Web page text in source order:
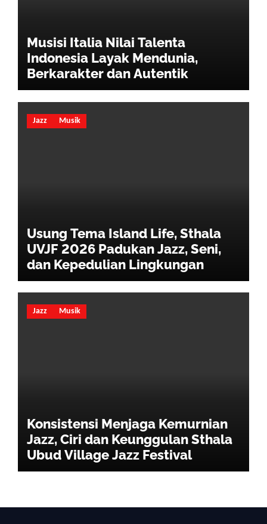
Musisi Italia Nilai Talenta
Indonesia Layak Mendunia,
Berkarakter dan Autentik
Jazz Musik
Usung Tema Island Life, Sthala
UVJF 2026 Padukan Jazz, Seni,
dan Kepedulian Lingkungan
Jazz Musik
Konsistensi Menjaga Kemurnian
Jazz, Ciri dan Keunggulan Sthala
Ubud Village Jazz Festival